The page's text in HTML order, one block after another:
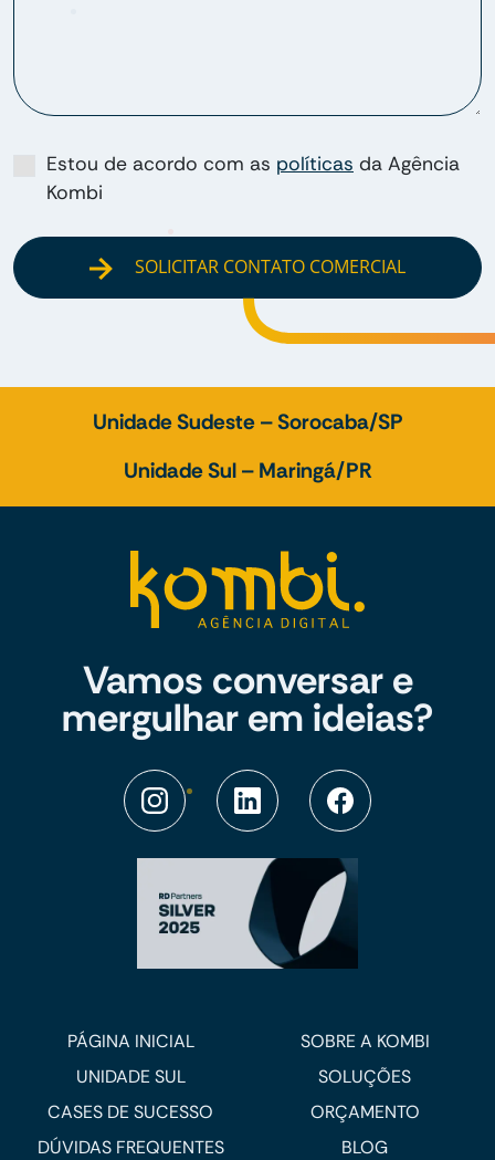
Estou de acordo com as políticas da Agência
Kombi
SOLICITAR CONTATO COMERCIAL
Unidade Sudeste – Sorocaba/SP
Unidade Sul – Maringá/PR
Vamos conversar e
mergulhar em ideias?
PÁGINA INICIAL
SOBRE A KOMBI
UNIDADE SUL
SOLUÇÕES
CASES DE SUCESSO
ORÇAMENTO
DÚVIDAS FREQUENTES
BLOG